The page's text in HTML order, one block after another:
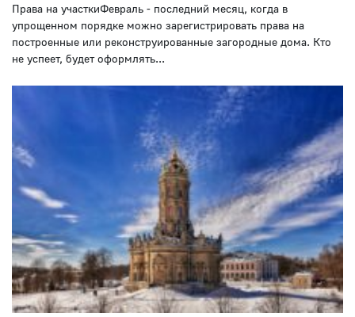
Права на участкиФевраль - последний месяц, когда в
упрощенном порядке можно зарегистрировать права на
построенные или реконструированные загородные дома. Кто
не успеет, будет оформлять...